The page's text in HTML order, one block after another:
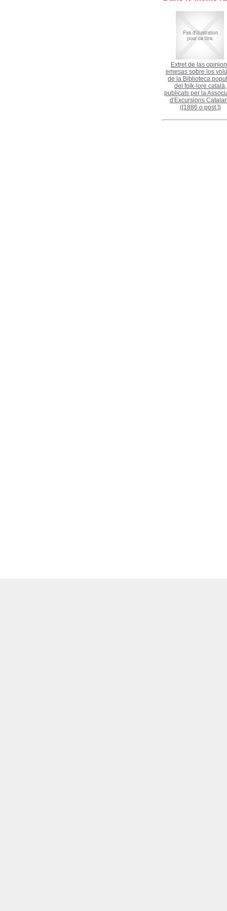
Extret de las
emesas sobre los
de la Biblioteca
del folk-lore català,
publicats per la
d'Excursions
([1886 o post.])